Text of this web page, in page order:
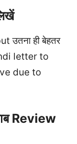
उतना ही बेहतर
letter to
due to
Review